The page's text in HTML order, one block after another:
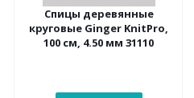
Спицы деревянные
круговые Ginger KnitPro,
100 см, 4.50 мм 31110